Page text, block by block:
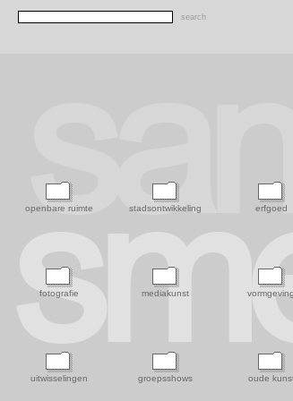
openbare ruimte stadsontwikkeling erfgoed
fotografie mediakunst vormgeving
uitwisselingen groepsshows oude